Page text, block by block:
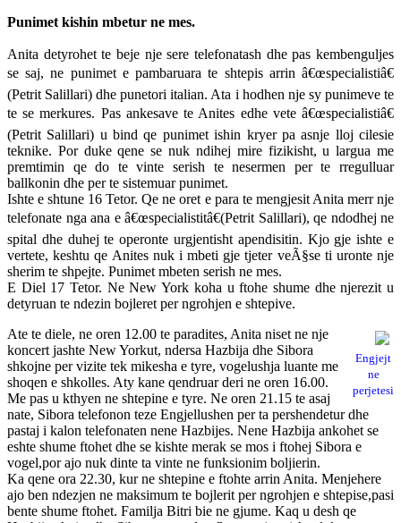
Punimet kishin mbetur ne mes.
Anita detyrohet te beje nje sere telefonatash dhe pas kembenguljes
se saj, ne punimet e pambaruara te shtepis arrin â€œspecialistiâ€
(Petrit Salillari) dhe punetori italian. Ata i hodhen nje sy punimeve te
te se merkures. Pas ankesave te Anites edhe vete â€œspecialistiâ€
(Petrit Salillari) u bind qe punimet ishin kryer pa asnje lloj cilesie
teknike. Por duke qene se nuk ndihej mire fizikisht, u largua me
premtimin qe do te vinte serish te nesermen per te rregulluar
ballkonin dhe per te sistemuar punimet.
Ishte e shtune 16 Tetor. Qe ne oret e para te mengjesit Anita merr nje
telefonate nga ana e â€œspecialistitâ€(Petrit Salillari), qe ndodhej ne
spital dhe duhej te operonte urgjentisht apendisitin. Kjo gje ishte e
vertete, keshtu qe Anites nuk i mbeti gje tjeter veÃ§se ti uronte nje
sherim te shpejte. Punimet mbeten serish ne mes.
E Diel 17 Tetor. Ne New York koha u ftohe shume dhe njerezit u
detyruan te ndezin bojleret per ngrohjen e shtepive.
Engjejt
ne
perjetesi
Ate te diele, ne oren 12.00 te paradites, Anita niset ne nje
koncert jashte New Yorkut, ndersa Hazbija dhe Sibora
shkojne per vizite tek mikesha e tyre, vogelushja luante me
shoqen e shkolles. Aty kane qendruar deri ne oren 16.00.
Me pas u kthyen ne shtepine e tyre. Ne oren 21.15 te asaj
nate, Sibora telefonon teze Engjellushen per ta pershendetur dhe
pastaj i kalon telefonaten nene Hazbijes. Nene Hazbija ankohet se
eshte shume ftohet dhe se kishte merak se mos i ftohej Sibora e
vogel,por ajo nuk dinte ta vinte ne funksionim boljierin.
Ka qene ora 22.30, kur ne shtepine e ftohte arrin Anita. Menjehere
ajo ben ndezjen ne maksimum te bojlerit per ngrohjen e shtepise,pasi
bente shume ftohet. Familja Bitri bie ne gjume. Kaq u desh qe